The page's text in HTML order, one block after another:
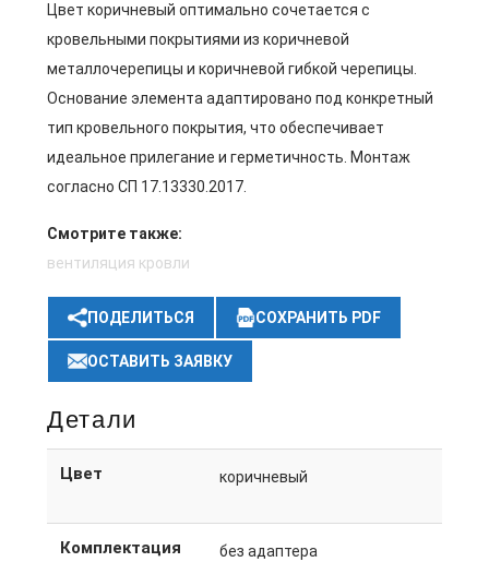
Цвет коричневый оптимально сочетается с
кровельными покрытиями из коричневой
металлочерепицы и коричневой гибкой черепицы.
Основание элемента адаптировано под конкретный
тип кровельного покрытия, что обеспечивает
идеальное прилегание и герметичность. Монтаж
согласно СП 17.13330.2017.
Смотрите также:
вентиляция кровли
ПОДЕЛИТЬСЯ СОХРАНИТЬ PDF
ОСТАВИТЬ ЗАЯВКУ
Детали
Цвет коричневый
Комплектация без адаптера